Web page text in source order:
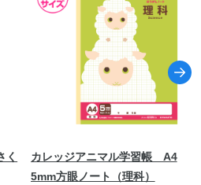
く
カレッジアニマル学習帳 A4
5mm方眼ノート（理科）